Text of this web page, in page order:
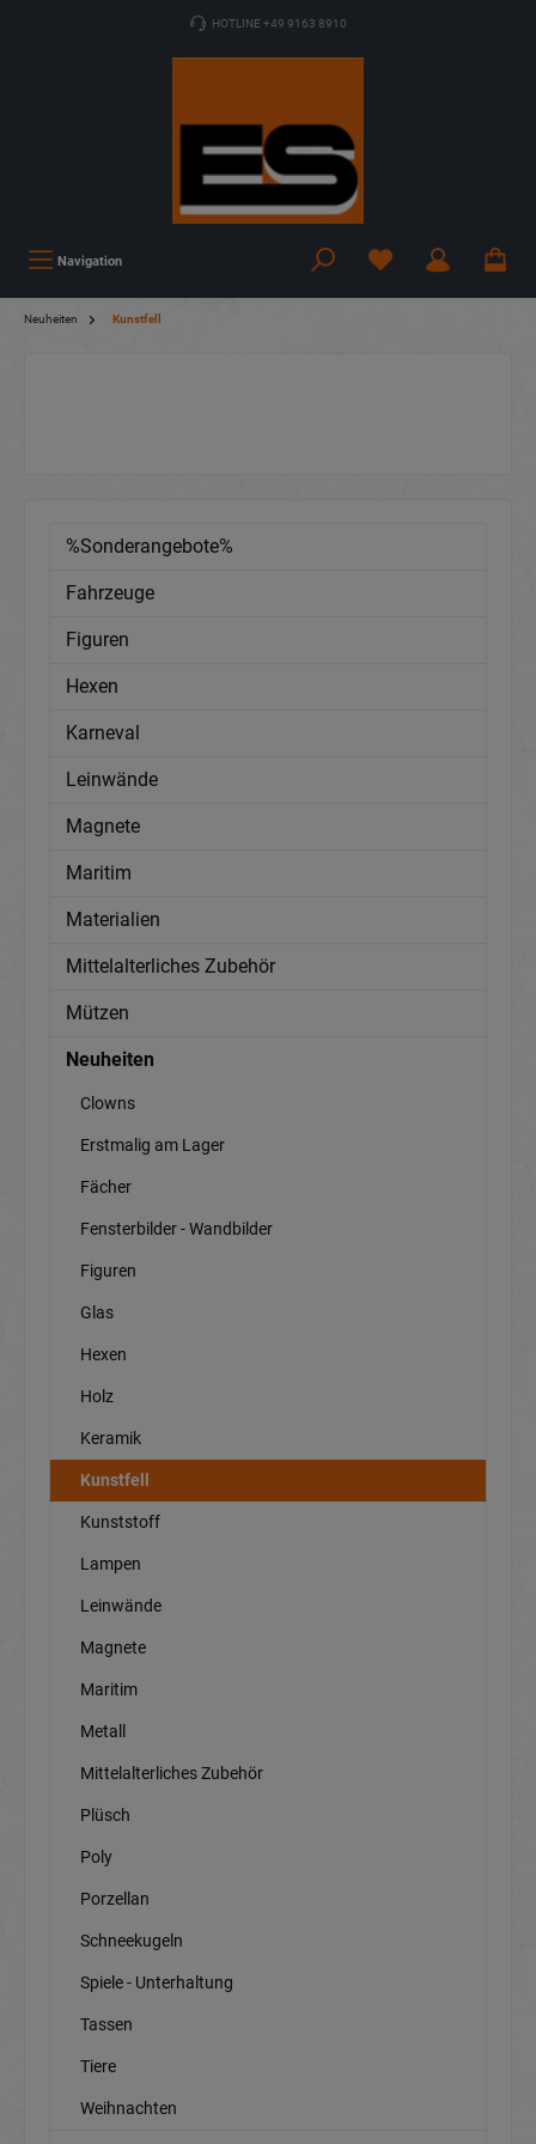
HOTLINE +49 9163 8910
Navigation
Neuheiten Kunstfell
%Sonderangebote%
Fahrzeuge
Figuren
Hexen
Karneval
Leinwände
Magnete
Maritim
Materialien
Mittelalterliches Zubehör
Mützen
Neuheiten
Clowns
Erstmalig am Lager
Fächer
Fensterbilder - Wandbilder
Figuren
Glas
Hexen
Holz
Keramik
Kunstfell
Kunststoff
Lampen
Leinwände
Magnete
Maritim
Metall
Mittelalterliches Zubehör
Plüsch
Poly
Porzellan
Schneekugeln
Spiele - Unterhaltung
Tassen
Tiere
Weihnachten